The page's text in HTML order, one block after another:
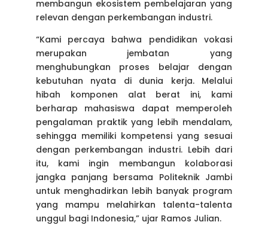
membangun ekosistem pembelajaran yang
relevan dengan perkembangan industri.
“Kami percaya bahwa pendidikan vokasi
merupakan jembatan yang
menghubungkan proses belajar dengan
kebutuhan nyata di dunia kerja. Melalui
hibah komponen alat berat ini, kami
berharap mahasiswa dapat memperoleh
pengalaman praktik yang lebih mendalam,
sehingga memiliki kompetensi yang sesuai
dengan perkembangan industri. Lebih dari
itu, kami ingin membangun kolaborasi
jangka panjang bersama Politeknik Jambi
untuk menghadirkan lebih banyak program
yang mampu melahirkan talenta-talenta
unggul bagi Indonesia,” ujar Ramos Julian.